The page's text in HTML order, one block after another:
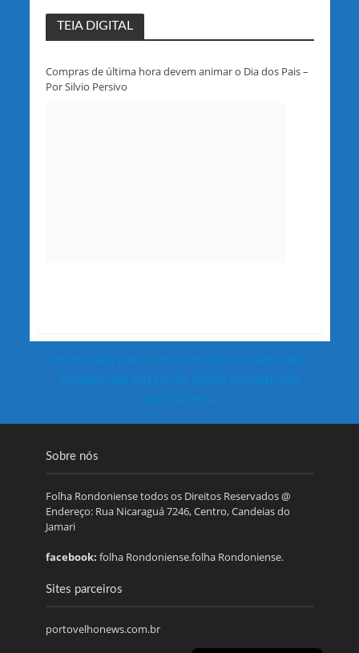
TEIA DIGITAL
Compras de última hora devem animar o Dia dos Pais –
Por Silvio Persivo
Inscrições para cursos profissionalizantes
presenciais em Porto Velho seguem até
quinta-feira
Sobre nós
Folha Rondoniense todos os Direitos Reservados @
Endereço: Rua Nicaraguá 7246, Centro, Candeias do
Jamari
facebook: folha Rondoniense.folha Rondoniense.
Sites parceiros
portovelhonews.com.br